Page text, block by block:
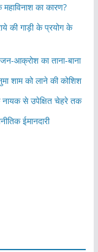
का कारण?
की गाड़ी के प्रयोग के
आक्रोश का ताना-बाना
शाम को लाने की कोशिश
से उपेक्षित चेहरे तक
ईमानदारी